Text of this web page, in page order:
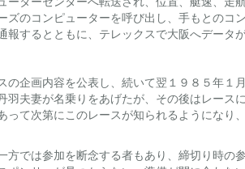
のコンピューターを呼び出し、手もとのコ
するとともに、テレックスで大阪へデータ
企画内容を公表し、続いて翌１９８５年１
夫妻が名乗りをあげたが、その後はレース
て次第にこのレースが知られるようになり
では参加を断念する者もあり、締切り時の